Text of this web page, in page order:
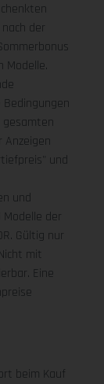
der
Modelle.
gesamten
und
und
der
Gültig nur
mit
Eine
beim Kauf